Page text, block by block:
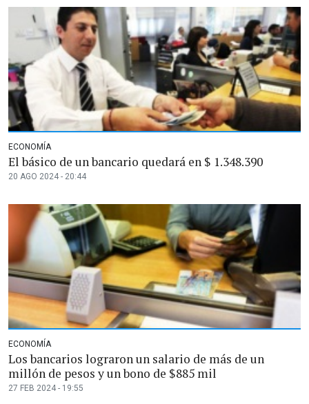
ECONOMÍA
El básico de un bancario quedará en $ 1.348.390
20 AGO 2024 - 20:44
ECONOMÍA
Los bancarios lograron un salario de más de un
millón de pesos y un bono de $885 mil
27 FEB 2024 - 19:55